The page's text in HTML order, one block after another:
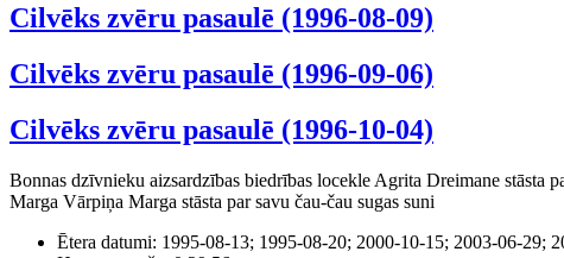
Cilvēks zvēru pasaulē (1996-08-09)
Cilvēks zvēru pasaulē (1996-09-06)
Cilvēks zvēru pasaulē (1996-10-04)
Bonnas dzīvnieku aizsardzības biedrības locekle Agrita Dreimane
Marga Vārpiņa Marga stāsta par savu čau-čau sugas suni
Ētera datumi: 1995-08-13; 1995-08-20; 2000-10-15; 2003-06-29;